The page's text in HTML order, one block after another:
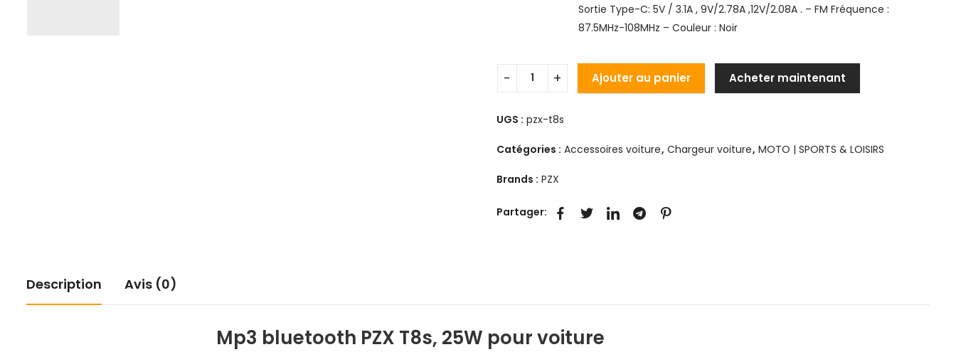
Sortie Type-C: 5V / 3.1A , 9V/2.78A ,12V/2.08A . – FM Fréquence :
87.5MHz-108MHz – Couleur : Noir
Ajouter au panier Acheter maintenant
UGS : pzx-t8s
Catégories : Accessoires voiture, Chargeur voiture, MOTO | SPORTS & LOISIRS
Brands : PZX
Partager:
Description Avis (0)
Mp3 bluetooth PZX T8s, 25W pour voiture